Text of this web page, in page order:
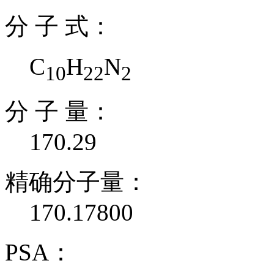
分 子 式：
C10H22N2
分 子 量：
170.29
精确分子量：
170.17800
PSA：